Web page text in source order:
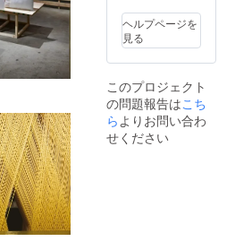
す。お
手紙は
郵送で
のお届
承りま
す。 郵
送の場
合の送
り先：
入り手
紙とと
もにお
送りし
機屋番
匠の二
人へ宛
てたお
手紙を
ヘルプページを
見る
このプロジェクト
の問題報告はこち
らよりお問い合わ
せください